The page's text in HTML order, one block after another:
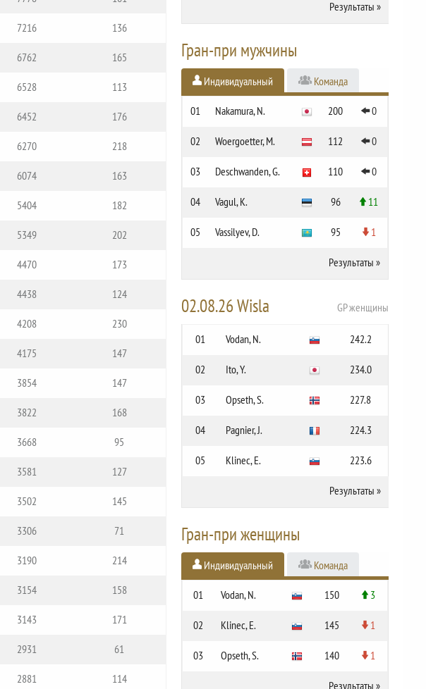
7216 136
6762 165
6528 113
6452 176
6270 218
6074 163
5404 182
5349 202
4470 173
4438 124
4208 230
4175 147
3854 147
3822 168
3668 95
3581 127
3502 145
3306 71
3190 214
3154 158
3143 171
2931 61
2881 114
Результаты »
Гран-при мужчины
Индивидуальный Команда
01 Nakamura, N. 200 0
02 Woergoetter, M. 112 0
03 Deschwanden, G. 110 0
04 Vagul, K. 96 11
05 Vassilyev, D. 95 1
Результаты »
02.08.26 Wisla GP женщины
01 Vodan, N. 242.2
02 Ito, Y. 234.0
03 Opseth, S. 227.8
04 Pagnier, J. 224.3
05 Klinec, E. 223.6
Результаты »
Гран-при женщины
Индивидуальный Команда
01 Vodan, N. 150 3
02 Klinec, E. 145 1
03 Opseth, S. 140 1
Результаты »